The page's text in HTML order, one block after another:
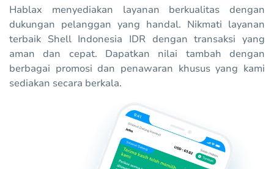
Hablax menyediakan layanan berkualitas dengan
dukungan pelanggan yang handal. Nikmati layanan
terbaik Shell Indonesia IDR dengan transaksi yang
aman dan cepat. Dapatkan nilai tambah dengan
berbagai promosi dan penawaran khusus yang kami
sediakan secara berkala.